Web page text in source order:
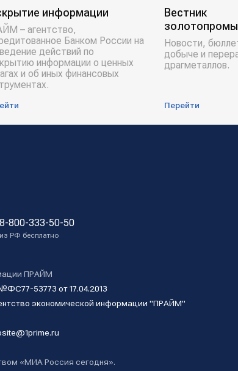
информации
– агентство,
Банком России на
действий по
информации о ценных
и об иных финансовых
Вестник
Новости,
добыче и
драгметаллов.
Перейти
8-800-333-50-50
из РФ бесплатно
ПРАЙМ
53773 от 17.04.2013
экономической информации "ПРАЙМ"
«МИА Россия сегодня».